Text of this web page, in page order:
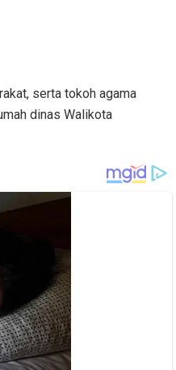
serta tokoh agama
dinas Walikota